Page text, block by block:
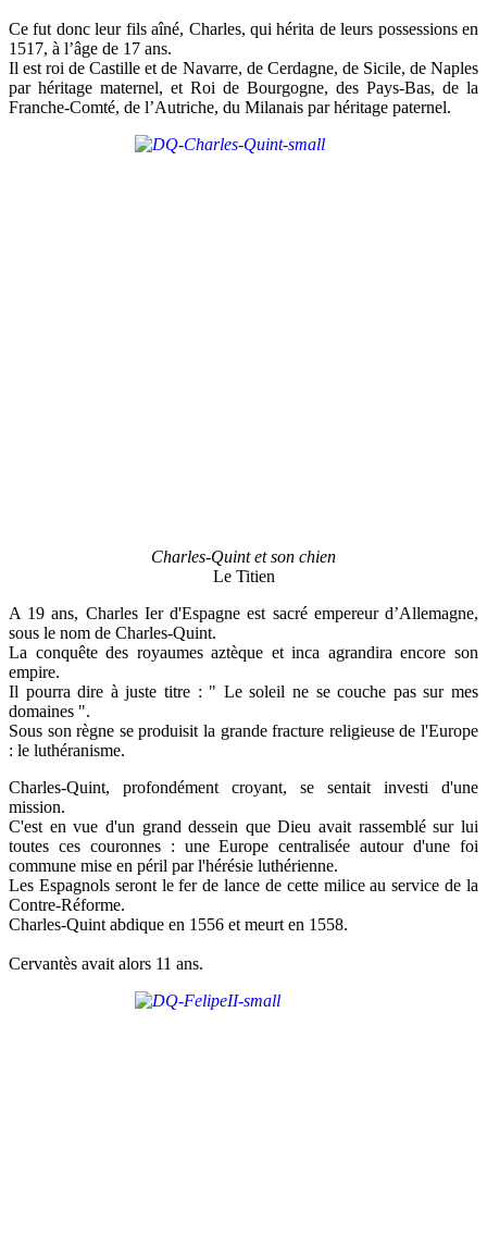
Ce fut donc leur fils aîné, Charles, qui hérita de leurs possessions en
1517, à l’âge de 17 ans.
Il est roi de Castille et de Navarre, de Cerdagne, de Sicile, de Naples
par héritage maternel, et Roi de Bourgogne, des Pays-Bas, de la
Franche-Comté, de l’Autriche, du Milanais par héritage paternel.
Charles-Quint et son chien
Le Titien
A 19 ans, Charles Ier d'Espagne est sacré empereur d’Allemagne,
sous le nom de Charles-Quint.
La conquête des royaumes aztèque et inca agrandira encore son
empire.
Il pourra dire à juste titre : " Le soleil ne se couche pas sur mes
domaines ".
Sous son règne se produisit la grande fracture religieuse de l'Europe
: le luthéranisme.
Charles-Quint, profondément croyant, se sentait investi d'une
mission.
C'est en vue d'un grand dessein que Dieu avait rassemblé sur lui
toutes ces couronnes : une Europe centralisée autour d'une foi
commune mise en péril par l'hérésie luthérienne.
Les Espagnols seront le fer de lance de cette milice au service de la
Contre-Réforme.
Charles-Quint abdique en 1556 et meurt en 1558.
Cervantès avait alors 11 ans.